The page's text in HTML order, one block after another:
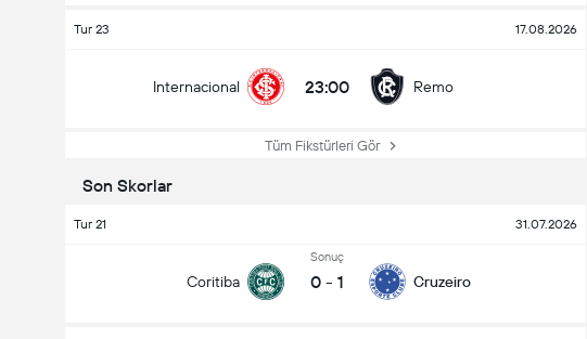
Tur 23 17.08.2026
Internacional 23:00 Remo
Tüm Fikstürleri Gör
Son Skorlar
Tur 21 31.07.2026
Coritiba
Sonuç
0 - 1 Cruzeiro